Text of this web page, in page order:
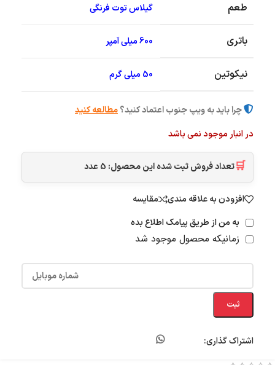
طعم گیلاس توت فرنگی
باتری 600 میلی آمپر
نیکوتین 50 میلی گرم
چرا باید به ویپ جنوب اعتماد کنید؟مطالعه کنید
در انبار موجود نمی باشد
🛒تعداد فروش ثبت شده این محصول: 5 عدد
افزودن به علاقه مندی
مقایسه
به من از طریق پیامک اطلاع بده
زمانیکه محصول موجود شد
ثبت
اشتراک گذاری: